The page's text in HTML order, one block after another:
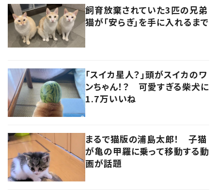
飼育放棄されていた3匹の兄弟
猫が「安らぎ」を手に入れるまで
「スイカ星人？」頭がスイカのワ
ンちゃん！？ 可愛すぎる柴犬に
1.7万いいね
まるで猫版の浦島太郎！ 子猫
が亀の甲羅に乗って移動する動
画が話題